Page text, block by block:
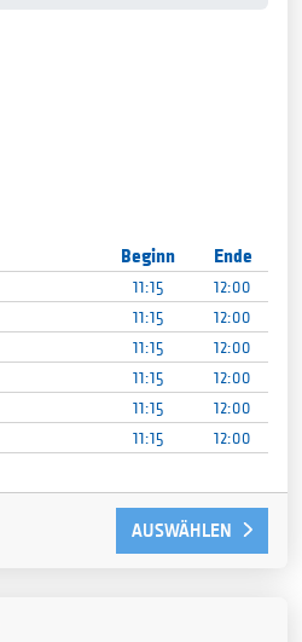
Beginn Ende
11:15
12:00
11:15
12:00
11:15
12:00
11:15
12:00
11:15
12:00
11:15 12:00
AUSWÄHLEN